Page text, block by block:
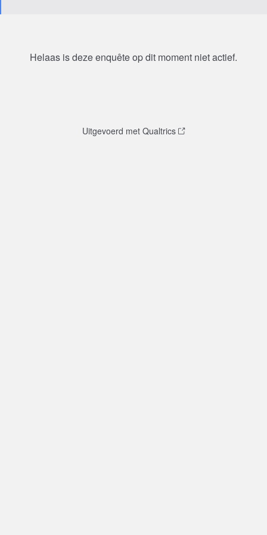
Helaas is deze enquête op dit moment niet actief.
Uitgevoerd met Qualtrics